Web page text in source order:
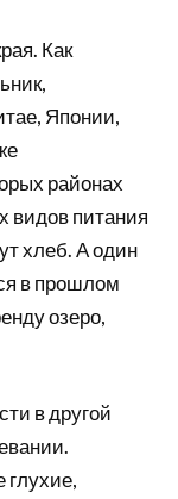
Как
Японии,
районах
видов питания
хлеб. А один
в прошлом
озеро,
в другой
глухие,